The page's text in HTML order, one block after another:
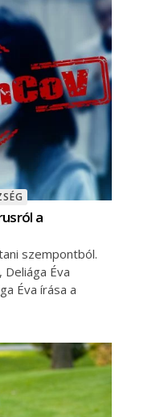
a
szempontból.
Éva
Éva írása a